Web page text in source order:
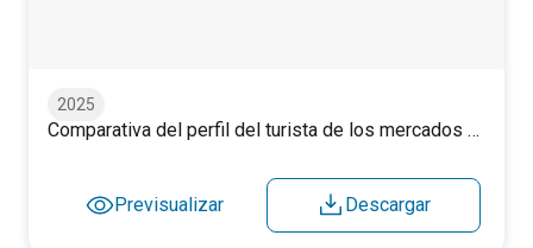
2025
Comparativa del perfil del turista de los mercados nórdicos. 2025.
Previsualizar Descargar